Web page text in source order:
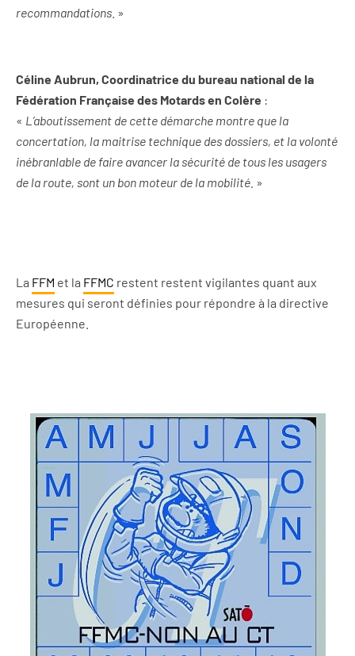
recommandations . »
Céline Aubrun, Coordinatrice du bureau national de la
Fédération Française des Motards en Colère :
« L’aboutissement de cette démarche montre que la
concertation, la maitrise technique des dossiers, et la volonté
inébranlable de faire avancer la sécurité de tous les usagers
de la route, sont un bon moteur de la mobilité. »
La FFM et la FFMC restent restent vigilantes quant aux
mesures qui seront définies pour répondre à la directive
Européenne.